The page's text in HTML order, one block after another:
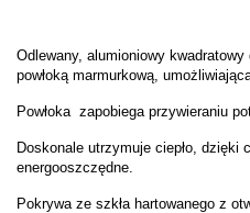
Odlewany, alumioniowy
powłoką marmurkową,
Powłoka zapobiega przywieraniu
Doskonale utrzymuje ciepło, dzięki
energooszczędne.
Pokrywa ze szkła hartowanego z